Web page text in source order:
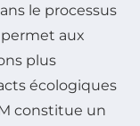
le processus
aux
plus
écologiques
constitue un